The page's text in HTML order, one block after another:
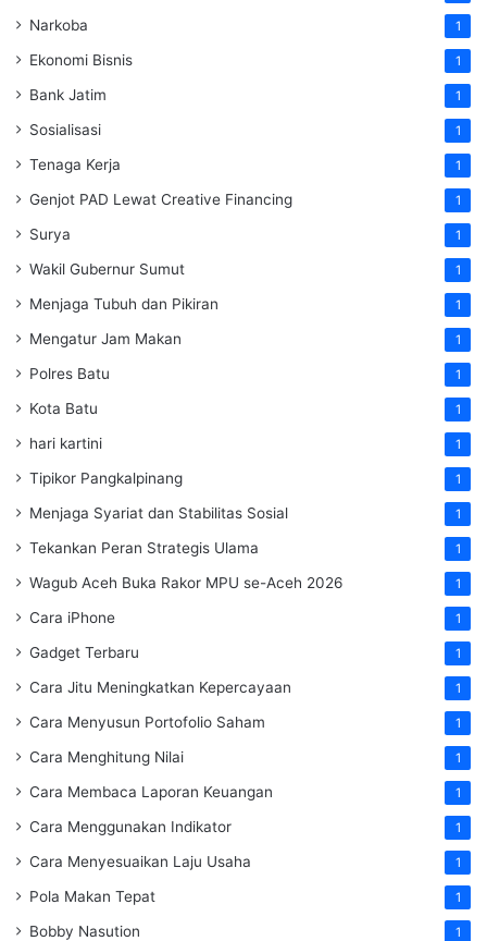
Narkoba 1
Ekonomi Bisnis 1
Bank Jatim 1
Sosialisasi 1
Tenaga Kerja 1
Genjot PAD Lewat Creative Financing 1
Surya 1
Wakil Gubernur Sumut 1
Menjaga Tubuh dan Pikiran 1
Mengatur Jam Makan 1
Polres Batu 1
Kota Batu 1
hari kartini 1
Tipikor Pangkalpinang 1
Menjaga Syariat dan Stabilitas Sosial 1
Tekankan Peran Strategis Ulama 1
Wagub Aceh Buka Rakor MPU se-Aceh 2026 1
Cara iPhone 1
Gadget Terbaru 1
Cara Jitu Meningkatkan Kepercayaan 1
Cara Menyusun Portofolio Saham 1
Cara Menghitung Nilai 1
Cara Membaca Laporan Keuangan 1
Cara Menggunakan Indikator 1
Cara Menyesuaikan Laju Usaha 1
Pola Makan Tepat 1
Bobby Nasution 1